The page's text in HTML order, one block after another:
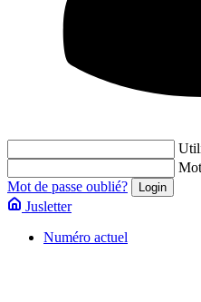
Mot de passe oublié?
Jusletter
Numéro actuel